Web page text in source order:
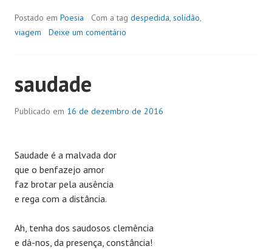
Postado em Poesia Com a tag despedida, solidão,
viagem
Deixe um comentário
saudade
Publicado em 16 de dezembro de 2016
Saudade é a malvada dor
que o benfazejo amor
faz brotar pela ausência
e rega com a distância.
Ah, tenha dos saudosos clemência
e dá-nos, da presença, constância!